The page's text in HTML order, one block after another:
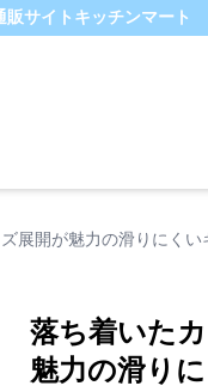
販サイト キッチンマート
展開が魅力の滑りにくい
落ち着いた
魅力の滑り